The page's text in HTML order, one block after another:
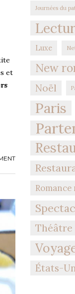
et
Journées du
Luxe
New
Noël
Paris
Théâtre
États-